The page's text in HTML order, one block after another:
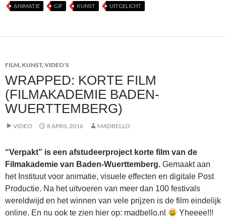
ANIMATIE GIF KUNST UITGELICHT
FILM,KUNST,VIDEO'S
WRAPPED: KORTE FILM
(FILMAKADEMIE BADEN-
WUERTTEMBERG)
VIDEO 8 APRIL 2016 MADBELLO
“Verpakt” is een afstudeerproject korte film van de
Filmakademie van Baden-Wuerttemberg. Gemaakt aan
het Instituut voor animatie, visuele effecten en digitale Post
Productie. Na het uitvoeren van meer dan 100 festivals
wereldwijd en het winnen van vele prijzen is de film eindelijk
online. En nu ook te zien hier op: madbello.nl
Yheeee!!!